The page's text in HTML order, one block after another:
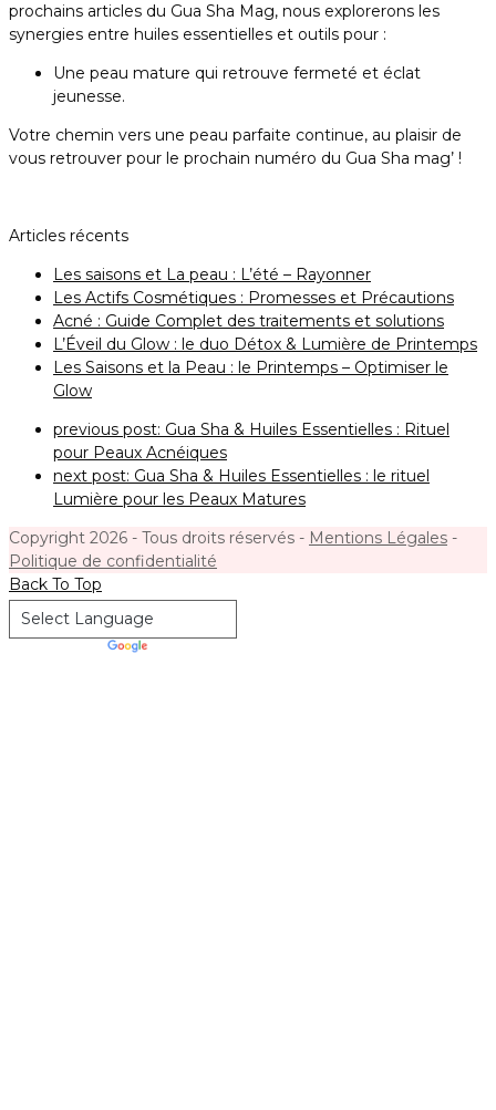
prochains articles du Gua Sha Mag, nous explorerons les
synergies entre huiles essentielles et outils pour :
Une peau mature qui retrouve fermeté et éclat
jeunesse.
Votre chemin vers une peau parfaite continue, au plaisir de
vous retrouver pour le prochain numéro du Gua Sha mag’ !
Articles récents
Les saisons et La peau : L’été – Rayonner
Les Actifs Cosmétiques : Promesses et Précautions
Acné : Guide Complet des traitements et solutions
L’Éveil du Glow : le duo Détox & Lumière de Printemps
Les Saisons et la Peau : le Printemps – Optimiser le
Glow
previous post: Gua Sha & Huiles Essentielles : Rituel
pour Peaux Acnéiques
next post: Gua Sha & Huiles Essentielles : le rituel
Lumière pour les Peaux Matures
Copyright 2026 - Tous droits réservés - Mentions Légales -
Politique de confidentialité
Back To Top